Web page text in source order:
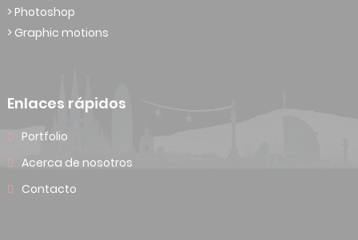
> Photoshop
> Graphic motions
Enlaces rápidos
Portfolio
Acerca de nosotros
Contacto